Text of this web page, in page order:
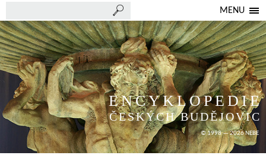
MENU
ENCYKLOPEDIE
ČESKÝCH BUDĚJOVIC
© 1998 — 2026 NEBE